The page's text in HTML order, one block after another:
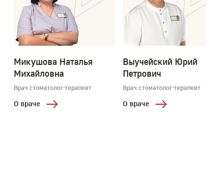
Микушова Наталья
Михайловна
Врач стоматолог-терапевт
О враче
Выучейский Юрий
Петрович
Врач стоматолог-терапевт
О враче